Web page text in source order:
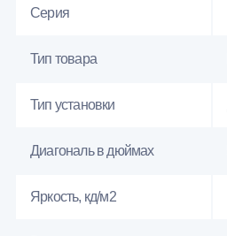
Серия
Тип товара
Тип установки
Диагональ в дюймах
Яркость, кд/м2